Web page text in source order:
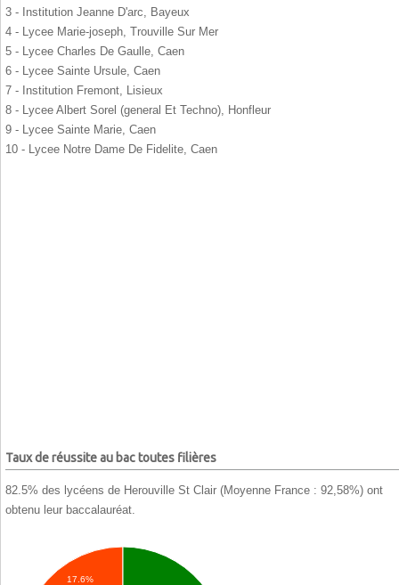
3 - Institution Jeanne D'arc, Bayeux
4 - Lycee Marie-joseph, Trouville Sur Mer
5 - Lycee Charles De Gaulle, Caen
6 - Lycee Sainte Ursule, Caen
7 - Institution Fremont, Lisieux
8 - Lycee Albert Sorel (general Et Techno), Honfleur
9 - Lycee Sainte Marie, Caen
10 - Lycee Notre Dame De Fidelite, Caen
Taux de réussite au bac toutes filières
82.5% des lycéens de Herouville St Clair (Moyenne France : 92,58%) ont
obtenu leur baccalauréat.
17.6%